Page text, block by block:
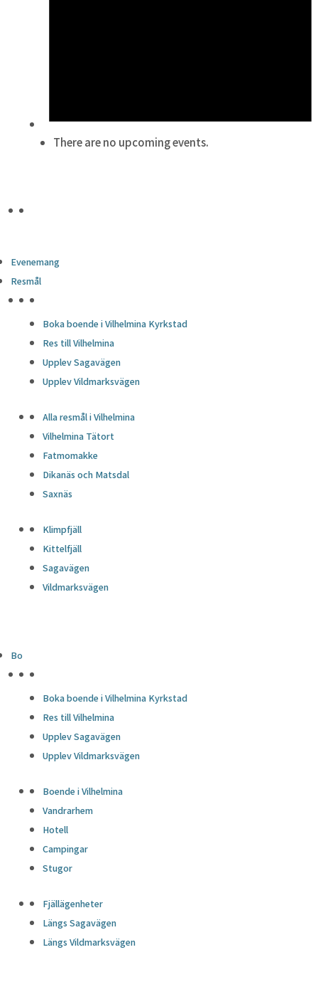
There are no upcoming events.
Evenemang
Resmål
Boka boende i Vilhelmina Kyrkstad
Res till Vilhelmina
Upplev Sagavägen
Upplev Vildmarksvägen
Alla resmål i Vilhelmina
Vilhelmina Tätort
Fatmomakke
Dikanäs och Matsdal
Saxnäs
Klimpfjäll
Kittelfjäll
Sagavägen
Vildmarksvägen
Bo
Boka boende i Vilhelmina Kyrkstad
Res till Vilhelmina
Upplev Sagavägen
Upplev Vildmarksvägen
Boende i Vilhelmina
Vandrarhem
Hotell
Campingar
Stugor
Fjällägenheter
Längs Sagavägen
Längs Vildmarksvägen